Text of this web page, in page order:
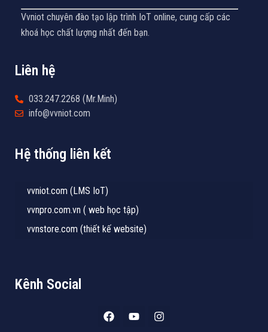
Vvniot chuyên đào tạo lập trình IoT online, cung cấp các
khoá học chất lượng nhất đến bạn.
Liên hệ
033.247.2268 (Mr.Minh)
info@vvniot.com
Hệ thống liên kết
vvniot.com (LMS IoT)
vvnpro.com.vn ( web học tập)
vvnstore.com (thiết kế website)
Kênh Social